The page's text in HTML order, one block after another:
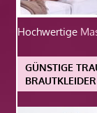
Hochwertige
GÜNSTIGE
BRAUTKLEIDER